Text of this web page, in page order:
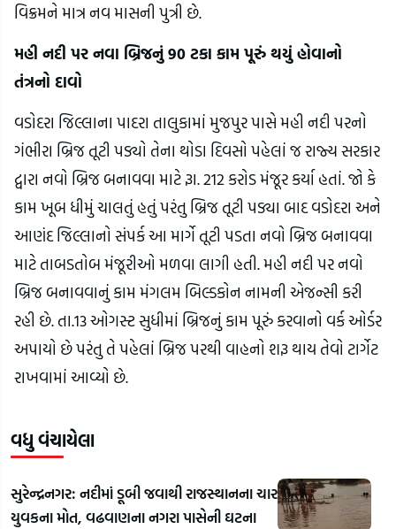
વિક્રમને માત્ર નવ માસની પુત્રી છે.
મહી નદી પર નવા બ્રિજનું 90 ટકા કામ પૂરું થયું હોવાનો
તંત્રનો દાવો
વડોદરા જિલ્લાના પાદરા તાલુકામાં મુજપુર પાસે મહી નદી પરનો
ગંભીરા બ્રિજ તૂટી પડ્યો તેના થોડા દિવસો પહેલાં જ રાજ્ય સરકાર
દ્વારા નવો બ્રિજ બનાવવા માટે રૂા. 212 કરોડ મંજૂર કર્યા હતાં. જો કે
કામ ખૂબ ધીમું ચાલતું હતું પરંતુ બ્રિજ તૂટી પડ્યા બાદ વડોદરા અને
આણંદ જિલ્લાનો સંપર્ક આ માર્ગે તૂટી પડતા નવો બ્રિજ બનાવવા
માટે તાબડતોબ મંજૂરીઓ મળવા લાગી હતી. મહી નદી પર નવો
બ્રિજ બનાવવાનું કામ મંગલમ બિલ્ડકોન નામની એજન્સી કરી
રહી છે. તા.13 ઓગસ્ટ સુધીમાં બ્રિજનું કામ પૂરું કરવાનો વર્ક ઓર્ડર
અપાયો છે પરંતુ તે પહેલાં બ્રિજ પરથી વાહનો શરૂ થાય તેવો ટાર્ગેટ
રાખવામાં આવ્યો છે.
વધુ વંચાયેલા
સુરેન્દ્રનગર: નદીમાં ડૂબી જવાથી રાજસ્થાનના ચાર
યુવકના મોત, વઢવાણના નગરા પાસેની ઘટના